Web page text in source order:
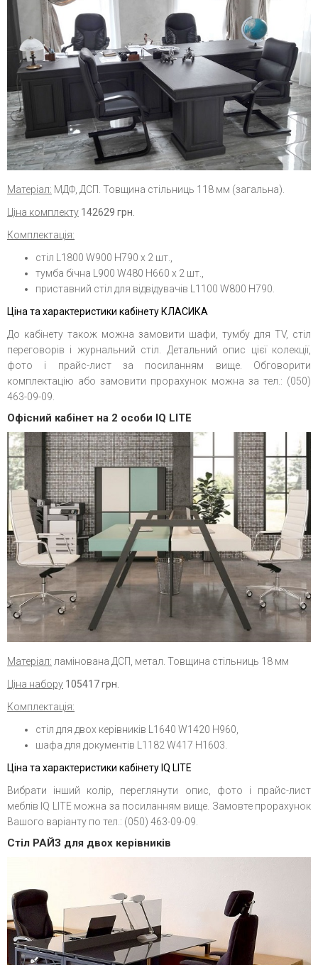
Матеріал: МДФ, ДСП. Товщина стільниць 118 мм (загальна).
Ціна комплекту 142629 грн.
Комплектація:
стіл L1800 W900 H790 х 2 шт.,
тумба бічна L900 W480 H660 х 2 шт.,
приставний стіл для відвідувачів L1100 W800 H790.
Ціна та характеристики кабінету КЛАСИКА
До кабінету також можна замовити шафи, тумбу для TV, стіл
переговорів і журнальний стіл. Детальний опис цієї колекції,
фото і прайс-лист за посиланням вище. Обговорити
комплектацію або замовити прорахунок можна за тел.: (050)
463-09-09.
Офісний кабінет на 2 особи IQ LITE
Матеріал: ламінована ДСП, метал. Товщина стільниць 18 мм
Ціна набору 105417 грн.
Комплектація:
стіл для двох керівників L1640 W1420 H960,
шафа для документів L1182 W417 H1603.
Ціна та характеристики кабінету IQ LITE
Вибрати інший колір, переглянути опис, фото і прайс-лист
меблів IQ LITE можна за посиланням вище. Замовте прорахунок
Вашого варіанту по тел.: (050) 463-09-09.
Стіл РАЙЗ для двох керівників